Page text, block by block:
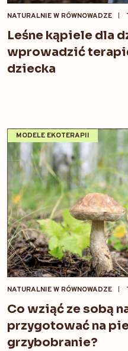
NATURALNIE W RÓWNOWADZE
Leśne kąpiele dla
wprowadzić
dziecka
MODELE EKOTERAPII
NATURALNIE W RÓWNOWADZE
Co wziąć ze sobą
przygotować na
grzybobranie?